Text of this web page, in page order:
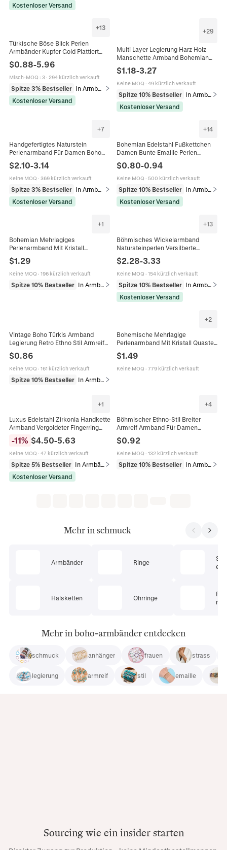
Kostenloser Versand
+13
Türkische Böse Blick Perlen
Armbänder Kupfer Gold Plattiert
Bohemian Schmuck Damen Reise
Geschenk
$0.88-5.96
Misch-MOQ : 3· 294 kürzlich verkauft
Spitze 3% Bestseller
In Armbänder
Kostenloser Versand
+29
Multi Layer Legierung Harz Holz
Manschette Armband Bohemian
Vintage Geometrische Offene
Armreif Mode Schmuck Für Frauen
$1.18-3.27
Keine MOQ · 49 kürzlich verkauft
Spitze 10% Bestseller
In Armbänder
Kostenloser Versand
+7
Handgefertigtes Naturstein
Perlenarmband Für Damen Boho
Bunter Halbedelstein Verstellbare
Vergoldete Kette Schmuck
Geschenk
$2.10-3.14
Keine MOQ · 369 kürzlich verkauft
Spitze 3% Bestseller
In Armbänder
Kostenloser Versand
+14
Bohemian Edelstahl Fußkettchen
Damen Bunte Emaille Perlen
Fußkette Verstellbar Sommer
Strand Urlaub Schmuck
$0.80-0.94
Keine MOQ · 500 kürzlich verkauft
Spitze 10% Bestseller
In Armbänder
Kostenloser Versand
+1
Bohemian Mehrlagiges
Perlenarmband Mit Kristall
Legierungsanhängern Für Damen
Elastischer Retro Modeschmuck
$1.29
Keine MOQ · 196 kürzlich verkauft
Spitze 10% Bestseller In Armbänder
+13
Böhmisches Wickelarmband
Natursteinperlen Versilberte
Anhänger Vintage Ethnischer
Schmuck Damen
$2.28-3.33
Keine MOQ · 154 kürzlich verkauft
Spitze 10% Bestseller
Kostenloser Versand
Vintage Boho Türkis Armband
Legierung Retro Ethno Stil Armreif
Für Damen
$0.86
Keine MOQ · 161 kürzlich verkauft
Spitze 10% Bestseller In Armbänder
+2
Bohemische Mehrlagige
Perlenarmband Mit Kristall Quaste
Elastischer Handgefertigter
Modeschmuck Für Frauen
$1.49
Keine MOQ · 779 kürzlich verkauft
+1
Luxus Edelstahl Zirkonia Handkette
Armband Vergoldeter Fingerring
Sklavenarmband Für Damen Boho
Schmuck
-11% $4.50-5.63
Keine MOQ · 47 kürzlich verkauft
Spitze 5% Bestseller
In Armbänder
Kostenloser Versand
+4
Böhmischer Ethno-Stil Breiter
Armreif Armband Für Damen
Vintage Vergoldet Legierung Bunte
Steine Strass Eingelegter Offener
Armreif Schmuck Geschenk
$0.92
Keine MOQ · 132 kürzlich verkauft
Spitze 10% Bestseller In Armbänder
Mehr in schmuck
Armbänder
Halsketten
Ringe
Ohrringe
ets
Mehr in boho-armbänder entdecken
schmuck anhänger frauen strass
legierung armreif stil emaille
Sourcing wie ein insider starten